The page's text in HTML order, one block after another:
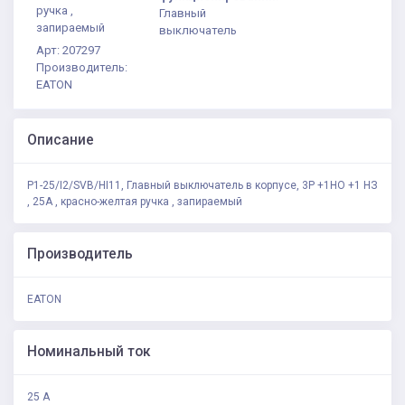
ручка ,
запираемый
Арт: 207297
Производитель:
EATON
Главный
выключатель
Описание
P1-25/I2/SVB/HI11, Главный выключатель в корпусе, 3P +1НО +1 НЗ
, 25А , красно-желтая ручка , запираемый
Производитель
EATON
Номинальный ток
25 А